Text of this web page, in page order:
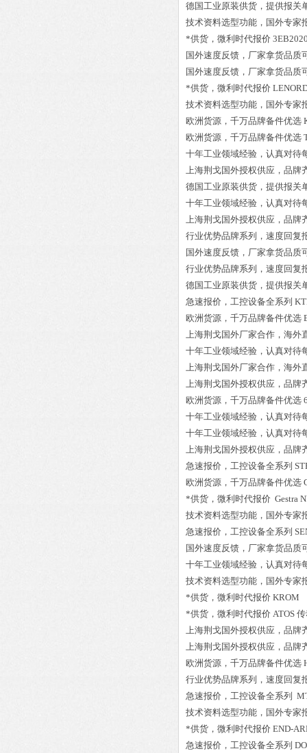
德国工业原装供货，提供报关
技术资料选型功能，国外专家
*供货，微利时代报价
国外速度反馈，厂家拿货品质
国外速度反馈，厂家拿货品质
*供货，微利时代报价
技术资料选型功能，国外专家
欧洲货源，千万品牌备件优选
欧洲货源，千万品牌备件优选
十年工业领域经验，认真对待
上海荆戈国外授权供应，品牌
德国工业原装供货，提供报关
十年工业领域经验，认真对待
上海荆戈国外授权供应，品牌
行业优势品牌系列，速度回复
国外速度反馈，厂家拿货品质
行业优势品牌系列，速度回复
德国工业原装供货，提供报关
急速报价，工控设备全系列
欧洲货源，千万品牌备件优选
上海荆戈国外厂家合作，海外
十年工业领域经验，认真对待
上海荆戈国外厂家合作，海外
上海荆戈国外授权供应，品牌
欧洲货源，千万品牌备件优选
十年工业领域经验，认真对待
十年工业领域经验，认真对待
上海荆戈国外授权供应，品牌
急速报价，工控设备全系列
欧洲货源，千万品牌备件优选
*供货，微利时代报价 Gestra
技术资料选型功能，国外专家
急速报价，工控设备全系列
国外速度反馈，厂家拿货品质
十年工业领域经验，认真对待
技术资料选型功能，国外专家
*供货，微利时代报价 KROM
*供货，微利时代报价 ATOS
上海荆戈国外授权供应，品牌
上海荆戈国外授权供应，品牌
欧洲货源，千万品牌备件优选
行业优势品牌系列，速度回复
急速报价，工控设备全系列
技术资料选型功能，国外专家
*供货，微利时代报价 END-
急速报价，工控设备全系列